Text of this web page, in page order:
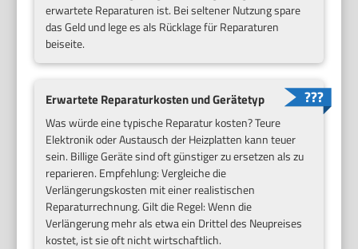
erwartete Reparaturen ist. Bei seltener Nutzung spare
das Geld und lege es als Rücklage für Reparaturen
beiseite.
Erwartete Reparaturkosten und Gerätetyp
Was würde eine typische Reparatur kosten? Teure
Elektronik oder Austausch der Heizplatten kann teuer
sein. Billige Geräte sind oft günstiger zu ersetzen als zu
reparieren. Empfehlung: Vergleiche die
Verlängerungskosten mit einer realistischen
Reparaturrechnung. Gilt die Regel: Wenn die
Verlängerung mehr als etwa ein Drittel des Neupreises
kostet, ist sie oft nicht wirtschaftlich.